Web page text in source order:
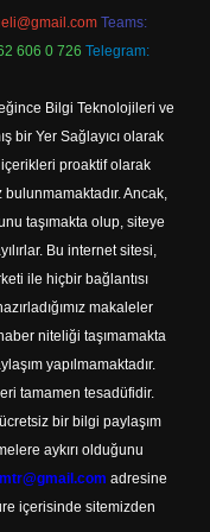
Teams:
606 0 726 Telegram:
Bilgi Teknolojileri ve
bir Yer Sağlayıcı olarak
proaktif olarak
Ancak,
taşımakta olup, siteye
Bu internet sitesi,
ile hiçbir bağlantısı
makaleler
niteliği taşımamakta
yapılmamaktadır.
tamamen tesadüfidir.
bir bilgi paylaşım
aykırı olduğunu
adresine
içerisinde sitemizden